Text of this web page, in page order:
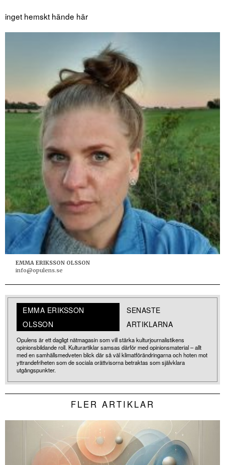
inget hemskt hände här
EMMA ERIKSSON OLSSON
info@opulens.se
EMMA ERIKSSON
OLSSON
SENASTE
ARTIKLARNA
Opulens är ett dagligt nätmagasin som vill stärka kulturjournalistikens
opinionsbildande roll. Kulturartiklar samsas därför med opinionsmaterial – allt
med en samhällsmedveten blick där så väl klimatförändringarna och hoten mot
yttrandefriheten som de sociala orättvisorna betraktas som självklara
utgångspunkter.
FLER ARTIKLAR